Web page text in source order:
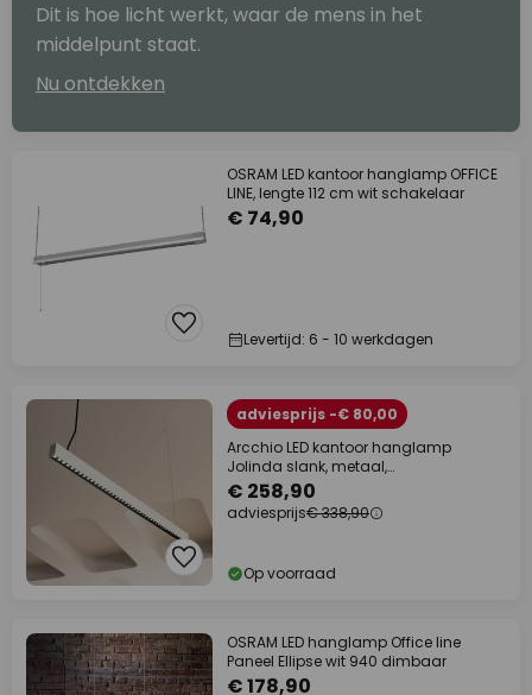
Dit is hoe licht werkt, waar de mens in het
middelpunt staat.
Nu ontdekken
OSRAM LED kantoor hanglamp OFFICE
LINE, lengte 112 cm wit schakelaar
€ 74,90
Levertijd: 6 - 10 werkdagen
adviesprijs -€ 80,00
Arcchio LED kantoor hanglamp
Jolinda slank, metaal,
omhoog/omlaag
€ 258,90
adviesprijs€ 338,90
Op voorraad
OSRAM LED hanglamp Office line
Paneel Ellipse wit 940 dimbaar
€ 178,90